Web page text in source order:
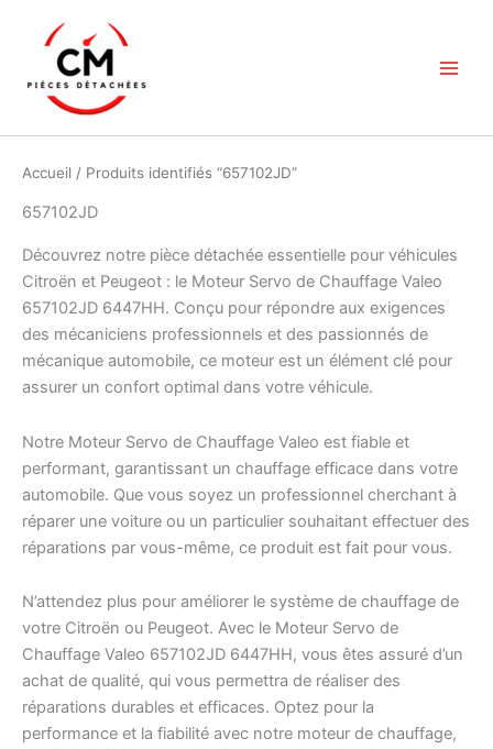
contenu
Accueil / Produits identifiés “657102JD”
657102JD
Découvrez notre pièce détachée essentielle pour véhicules
Citroën et Peugeot : le Moteur Servo de Chauffage Valeo
657102JD 6447HH. Conçu pour répondre aux exigences
des mécaniciens professionnels et des passionnés de
mécanique automobile, ce moteur est un élément clé pour
assurer un confort optimal dans votre véhicule.
Notre Moteur Servo de Chauffage Valeo est fiable et
performant, garantissant un chauffage efficace dans votre
automobile. Que vous soyez un professionnel cherchant à
réparer une voiture ou un particulier souhaitant effectuer des
réparations par vous-même, ce produit est fait pour vous.
N’attendez plus pour améliorer le système de chauffage de
votre Citroën ou Peugeot. Avec le Moteur Servo de
Chauffage Valeo 657102JD 6447HH, vous êtes assuré d’un
achat de qualité, qui vous permettra de réaliser des
réparations durables et efficaces. Optez pour la
performance et la fiabilité avec notre moteur de chauffage,